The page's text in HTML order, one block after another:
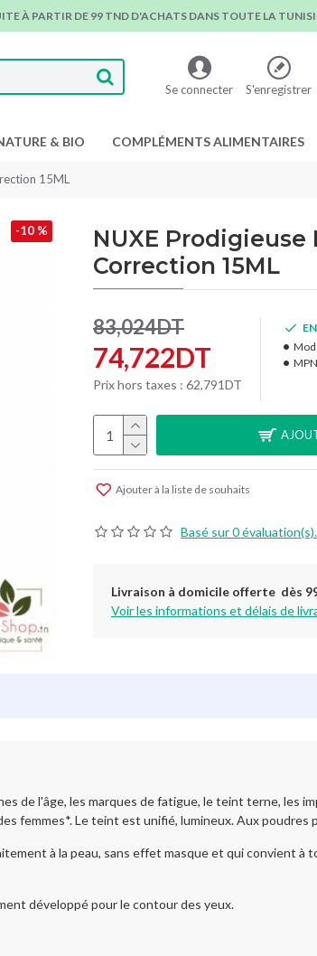
À PARTIR DE 99 TND D'ACHATS DANS TOUTE LA
Se connecter S'enregistrer
& BIO COMPLÉMENTS ALIMENTAIRES
15ML
-10 %
NUXE
Correction 15ML
Basé sur 0 évaluation(s).
74,722DT
83,024DT
Prix hors taxes : 62,791DT
Ajouter à la liste de souhaits
Livraison à domicile offerte dès
Voir les informations et délais de
de l'âge, les marques de fatigue, le teint terne, les
femmes*. Le teint est unifié, lumineux. Aux
à la peau, sans effet masque et qui convient à
développé pour le contour des yeux.